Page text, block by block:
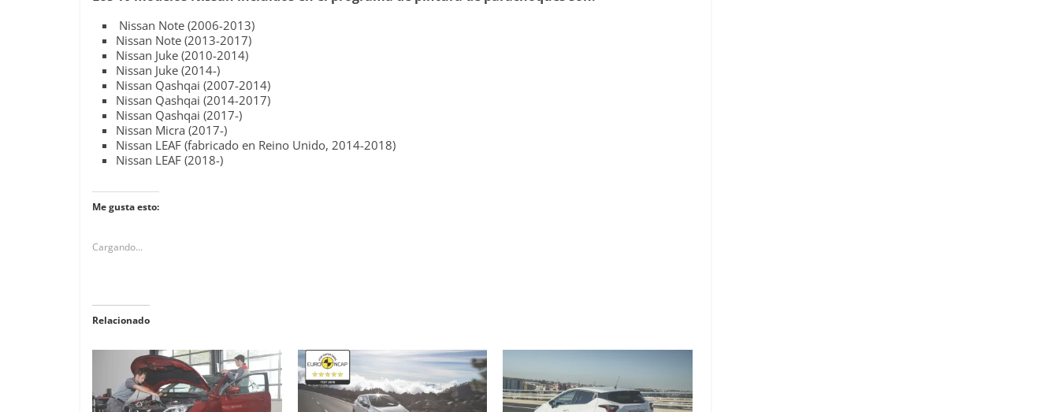
Nissan Note (2006-2013)
Nissan Note (2013-2017)
Nissan Juke (2010-2014)
Nissan Juke (2014-)
Nissan Qashqai (2007-2014)
Nissan Qashqai (2014-2017)
Nissan Qashqai (2017-)
Nissan Micra (2017-)
Nissan LEAF (fabricado en Reino Unido, 2014-2018)
Nissan LEAF (2018-)
Me gusta esto:
Cargando...
Relacionado